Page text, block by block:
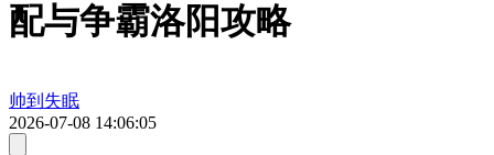
配与争霸洛阳攻略
帅到失眠
2026-07-08 14:06:05